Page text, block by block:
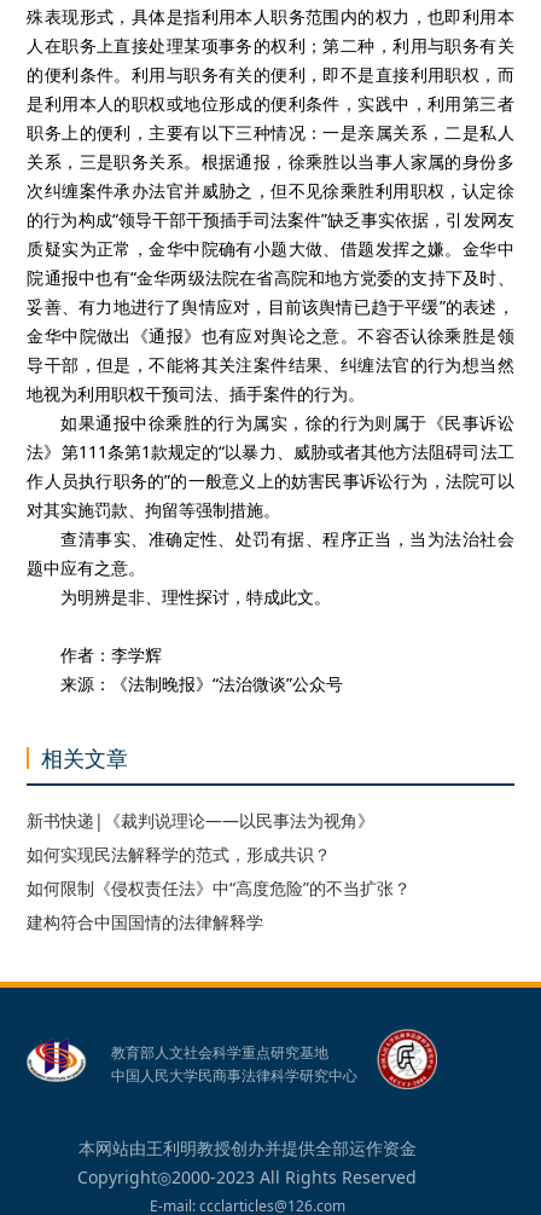
殊表现形式，具体是指利用本人职务范围内的权力，也即利用本
人在职务上直接处理某项事务的权利；第二种，利用与职务有关
的便利条件。利用与职务有关的便利，即不是直接利用职权，而
是利用本人的职权或地位形成的便利条件，实践中，利用第三者
职务上的便利，主要有以下三种情况：一是亲属关系，二是私人
关系，三是职务关系。根据通报，徐乘胜以当事人家属的身份多
次纠缠案件承办法官并威胁之，但不见徐乘胜利用职权，认定徐
的行为构成“领导干部干预插手司法案件”缺乏事实依据，引发网友
质疑实为正常，金华中院确有小题大做、借题发挥之嫌。金华中
院通报中也有“金华两级法院在省高院和地方党委的支持下及时、
妥善、有力地进行了舆情应对，目前该舆情已趋于平缓”的表述，
金华中院做出《通报》也有应对舆论之意。不容否认徐乘胜是领
导干部，但是，不能将其关注案件结果、纠缠法官的行为想当然
地视为利用职权干预司法、插手案件的行为。
如果通报中徐乘胜的行为属实，徐的行为则属于《民事诉讼
法》第111条第1款规定的“以暴力、威胁或者其他方法阻碍司法工
作人员执行职务的”的一般意义上的妨害民事诉讼行为，法院可以
对其实施罚款、拘留等强制措施。
查清事实、准确定性、处罚有据、程序正当，当为法治社会
题中应有之意。
为明辨是非、理性探讨，特成此文。
作者：李学辉
来源：《法制晚报》“法治微谈”公众号
相关文章
新书快递|《裁判说理论——以民事法为视角》
如何实现民法解释学的范式，形成共识？
如何限制《侵权责任法》中“高度危险”的不当扩张？
建构符合中国国情的法律解释学
教育部人文社会科学重点研究基地
中国人民大学民商事法律科学研究中心
本网站由王利明教授创办并提供全部运作资金
Copyright◎2000-2023 All Rights Reserved
E-mail: ccclarticles@126.com